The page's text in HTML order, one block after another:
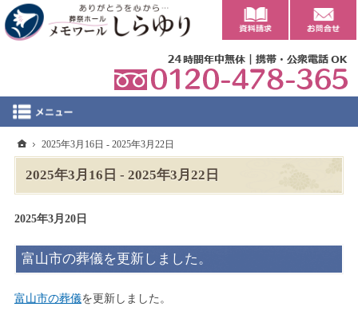
2025年3月16日 - 2025年3月22日
2025年3月20日
富山市の葬儀を更新しました。
富山市の葬儀を更新しました。
ホーム
2025年3月16日 - 2025年3月22日